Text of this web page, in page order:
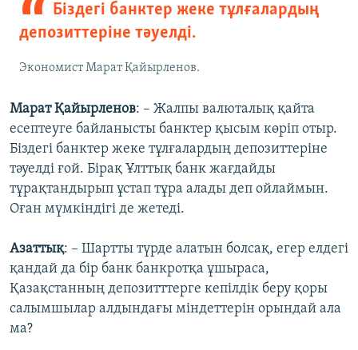
Біздегі банктер жеке тұлғалардың
депозиттеріне тәуелді.
Экономист Марат Қайырленов.
Марат Қайырленов: – Жалпы валюталық қайта
есептеуге байланысты банктер қысым көріп отыр.
Біздегі банктер жеке тұлғалардың депозиттеріне
тәуелді ғой. Бірақ Ұлттық банк жағдайды
тұрақтандырып ұстап тұра алады деп ойлаймын.
Оған мүмкіндігі де жетеді.
Азаттық: – Шартты түрде алатын болсақ, егер елдегі
қандай да бір банк банкротқа ұшыраса,
Қазақстанның депозитттерге кепілдік беру қоры
салымшылар алдындағы міндеттерін орындай ала
ма?